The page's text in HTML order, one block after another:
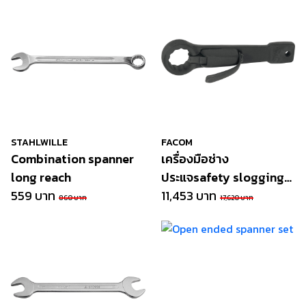
STAHLWILLE
Combination spanner
long reach
559 บาท 860 บาท
FACOM
เครื่องมือช่าง
ประแจsafety slogging
wrench
11,453 บาท 17,620 บาท